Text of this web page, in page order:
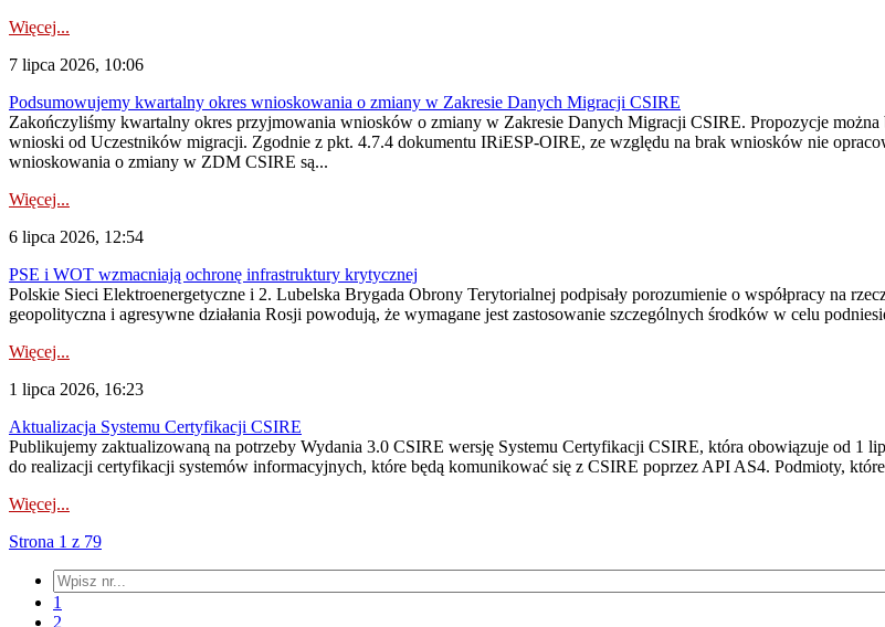
Więcej...
7 lipca 2026, 10:06
Podsumowujemy kwartalny okres wnioskowania o zmiany w Zakresie Danych Migracji CSIRE
Zakończyliśmy kwartalny okres przyjmowania wniosków o zmiany w Zakresie Danych Migracji CSIRE. Propozycje można
wnioski od Uczestników migracji. Zgodnie z pkt. 4.7.4 dokumentu IRiESP-OIRE, ze względu na brak wniosków nie
wnioskowania o zmiany w ZDM CSIRE są...
Więcej...
6 lipca 2026, 12:54
PSE i WOT wzmacniają ochronę infrastruktury krytycznej
Polskie Sieci Elektroenergetyczne i 2. Lubelska Brygada Obrony Terytorialnej podpisały porozumienie o współpracy na
geopolityczna i agresywne działania Rosji powodują, że wymagane jest zastosowanie szczególnych środków w celu
Więcej...
1 lipca 2026, 16:23
Aktualizacja Systemu Certyfikacji CSIRE
Publikujemy zaktualizowaną na potrzeby Wydania 3.0 CSIRE wersję Systemu Certyfikacji CSIRE, która obowiązuje od 1
do realizacji certyfikacji systemów informacyjnych, które będą komunikować się z CSIRE poprzez API AS4. Podmioty,
Więcej...
Strona 1 z 79
1
2